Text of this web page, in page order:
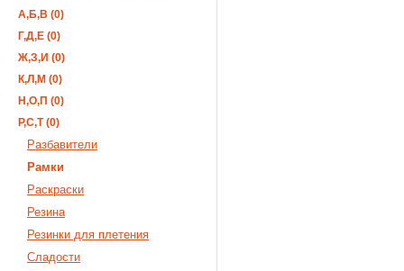
А,Б,В (0)
Г,Д,Е (0)
Ж,З,И (0)
К,Л,М (0)
Н,О,П (0)
Р,С,Т (0)
Разбавители
Рамки
Раскраски
Резина
Резинки для плетения
Сладости